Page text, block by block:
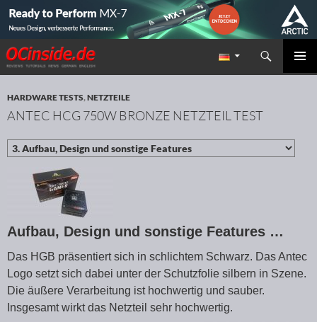
Redaktion ocinside.de PC Hardware Portal
Suchen
ZUM INHALT SPRINGEN
HARDWARE TESTS,NETZTEILE
ANTEC HCG 750W BRONZE NETZTEIL TEST
Aufbau, Design und sonstige Features …
Das HGB präsentiert sich in schlichtem Schwarz. Das Antec
Logo setzt sich dabei unter der Schutzfolie silbern in Szene.
Die äußere Verarbeitung ist hochwertig und sauber.
Insgesamt wirkt das Netzteil sehr hochwertig.